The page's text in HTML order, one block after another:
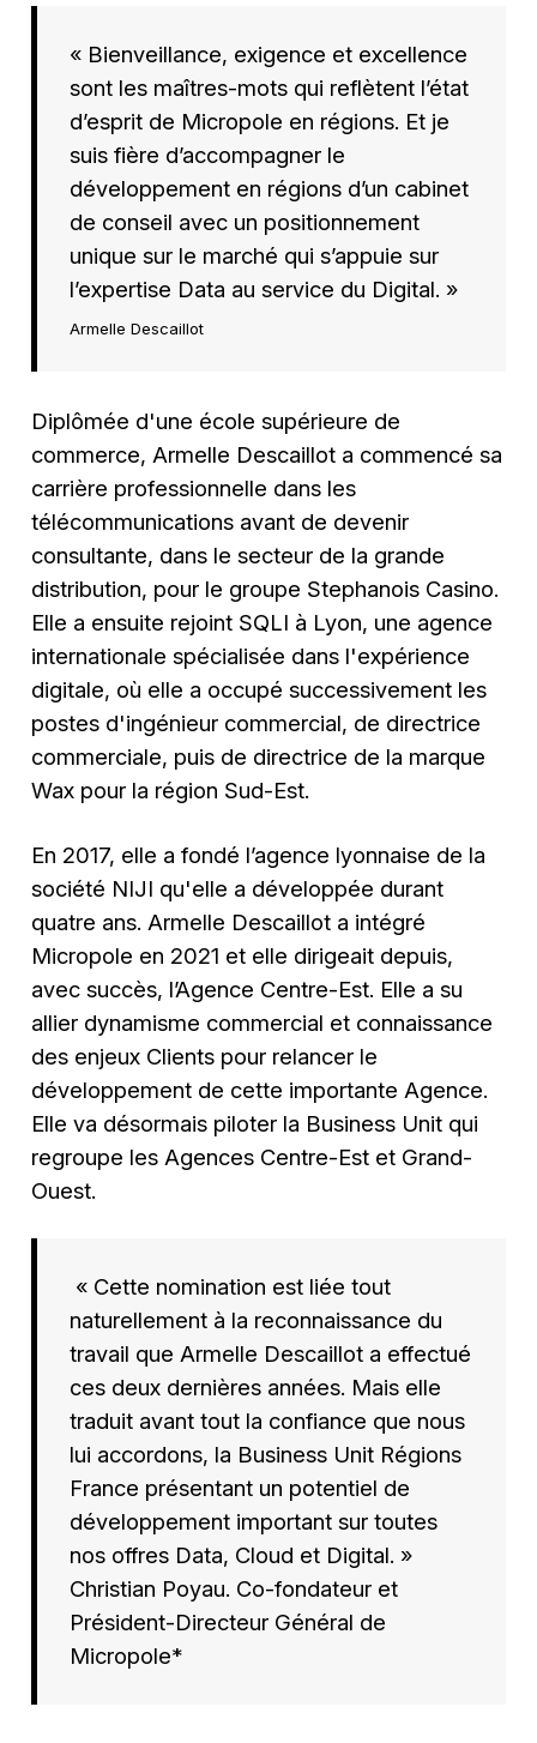
« Bienveillance, exigence et excellence
sont les maîtres-mots qui reflètent l’état
d’esprit de Micropole en régions. Et je
suis fière d’accompagner le
développement en régions d’un cabinet
de conseil avec un positionnement
unique sur le marché qui s’appuie sur
l’expertise Data au service du Digital. »
Armelle Descaillot
Diplômée d'une école supérieure de
commerce, Armelle Descaillot a commencé sa
carrière professionnelle dans les
télécommunications avant de devenir
consultante, dans le secteur de la grande
distribution, pour le groupe Stephanois Casino.
Elle a ensuite rejoint SQLI à Lyon, une agence
internationale spécialisée dans l'expérience
digitale, où elle a occupé successivement les
postes d'ingénieur commercial, de directrice
commerciale, puis de directrice de la marque
Wax pour la région Sud-Est.
En 2017, elle a fondé l’agence lyonnaise de la
société NIJI qu'elle a développée durant
quatre ans. Armelle Descaillot a intégré
Micropole en 2021 et elle dirigeait depuis,
avec succès, l’Agence Centre-Est. Elle a su
allier dynamisme commercial et connaissance
des enjeux Clients pour relancer le
développement de cette importante Agence.
Elle va désormais piloter la Business Unit qui
regroupe les Agences Centre-Est et Grand-
Ouest.
« Cette nomination est liée tout
naturellement à la reconnaissance du
travail que Armelle Descaillot a effectué
ces deux dernières années. Mais elle
traduit avant tout la confiance que nous
lui accordons, la Business Unit Régions
France présentant un potentiel de
développement important sur toutes
nos offres Data, Cloud et Digital. »
Christian Poyau. Co-fondateur et
Président-Directeur Général de
Micropole*